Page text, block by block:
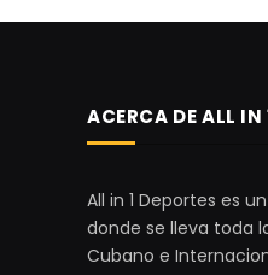
ACERCA DE ALL IN
All in 1 Deportes es
donde se lleva toda
Cubano e